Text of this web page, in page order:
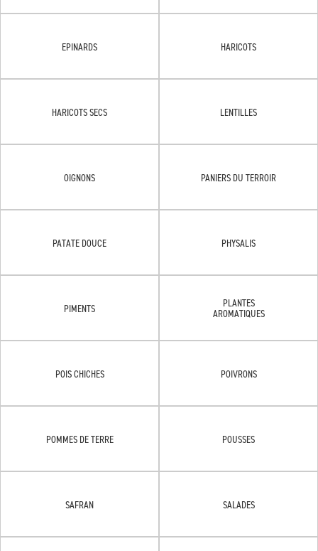
EPINARDS HARICOTS
HARICOTS SECS LENTILLES
OIGNONS PANIERS DU TERROIR
PATATE DOUCE PHYSALIS
PIMENTS
PLANTES
AROMATIQUES
POIS CHICHES POIVRONS
POMMES DE TERRE POUSSES
SAFRAN SALADES